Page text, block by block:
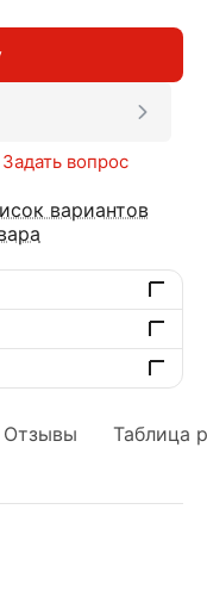
Задать вопрос
вариантов
Отзывы Таблица